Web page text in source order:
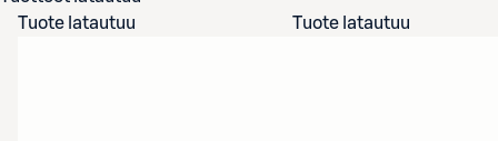
Tuote latautuu
Tuote latautuu